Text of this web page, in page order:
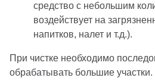
средство с небольшим
воздействует на
напитков, налет и т.д.).
При чистке необходимо
обрабатывать большие